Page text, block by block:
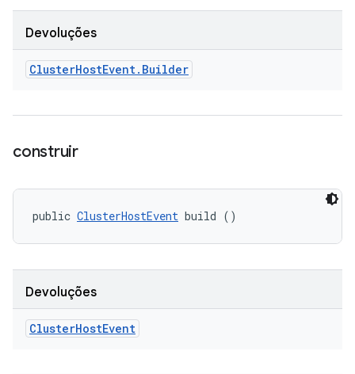
Devoluções
ClusterHostEvent. Builder
construir
public ClusterHostEvent build ()
Devoluções
ClusterHostEvent